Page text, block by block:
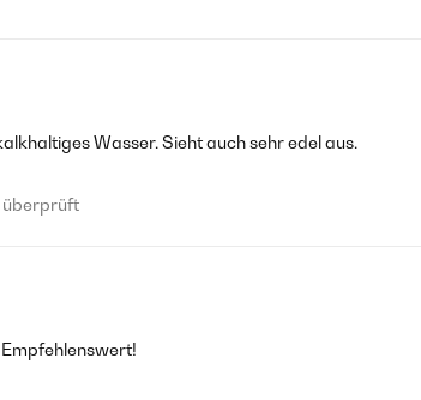
Wasser. Sieht auch sehr edel aus.
überprüft